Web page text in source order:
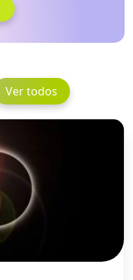
Ver todos